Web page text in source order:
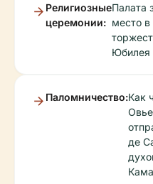
Религиозные
церемонии:
Палата
место в
Юбилея
Паломничество:Как
де